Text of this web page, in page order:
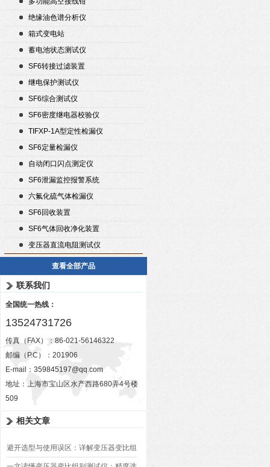
绝缘油色谱分析仪
箱式变电站
蓄电池状态测试仪
SF6转接过滤装置
继电保护测试仪
SF6综合测试仪
SF6密度继电器校验仪
TIFXP-1A型定性检漏仪
SF6定量检漏仪
自动闭口闪点测定仪
SF6泄漏监控报警系统
六氟化硫气体检漏仪
SF6回收装置
SF6气体回收净化装置
变压器直流电阻测试仪
查看全部产品
联系我们
全国统一热线：
13524731726
传真（FAX）：86-021-56146322
邮编（P.C）：201906
E-mail： 359845197@qq.com
地址：上海市宝山区水产西路680弄4号楼
509
相关文章
避开选型与使用误区：详解变压器变比组